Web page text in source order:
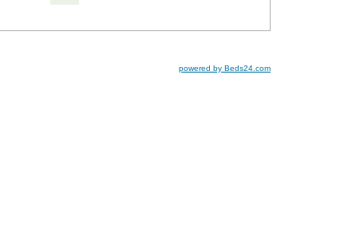
powered by Beds24.com